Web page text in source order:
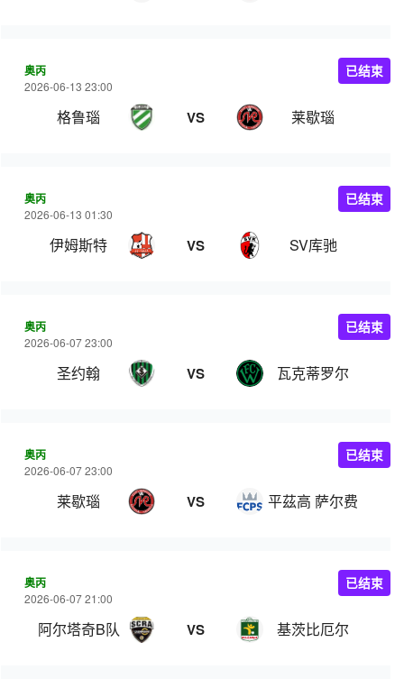
奥丙
2026-06-13 23:00
格鲁瑙 VS 莱歇瑙
已结束
奥丙
2026-06-13 01:30
伊姆斯特 VS SV库驰
已结束
奥丙
2026-06-07 23:00
圣约翰 VS 瓦克蒂罗尔
已结束
奥丙
2026-06-07 23:00
莱歇瑙 VS 平茲高 萨尔费尔登
已结束
奥丙
2026-06-07 21:00
阿尔塔奇B队 VS 基茨比厄尔
已结束